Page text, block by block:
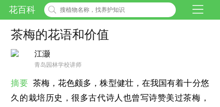
花百科
茶梅的花语和价值
江灏
青岛园林学校讲师
摘要 茶梅，花色颇多，株型健壮，在我国有着十分悠
久的栽培历史，很多古代诗人也曾写诗赞美过茶梅，